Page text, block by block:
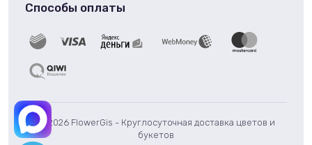
© 2026 FlowerGis - Круглосуточная доставка цветов и
букетов
Способы оплаты